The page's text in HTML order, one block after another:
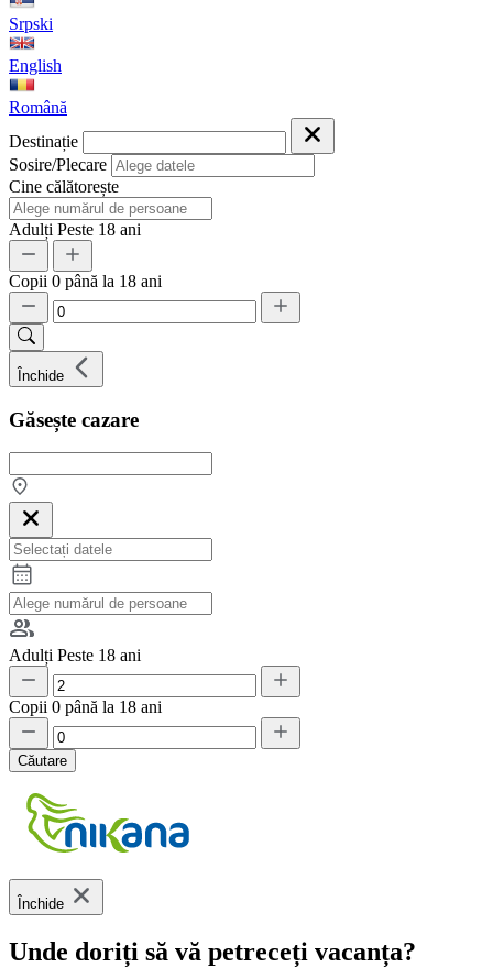
Srpski
English
Română
Destinație
Sosire/Plecare
Cine călătorește
Adulți Peste 18 ani
Copii 0 până la 18 ani
Închide
Găsește cazare
Adulți Peste 18 ani
Copii 0 până la 18 ani
Căutare
Închide
Unde doriți să vă petreceți vacanța?